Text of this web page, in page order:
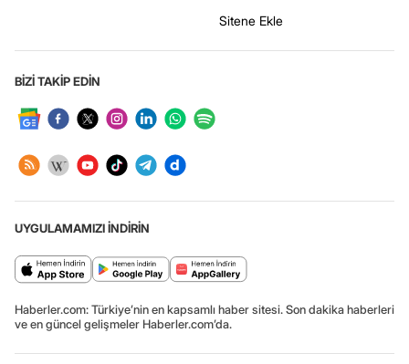
Sitene Ekle
BİZİ TAKİP EDİN
UYGULAMAMIZI İNDİRİN
Haberler.com: Türkiye’nin en kapsamlı haber sitesi. Son dakika haberleri
ve en güncel gelişmeler Haberler.com’da.